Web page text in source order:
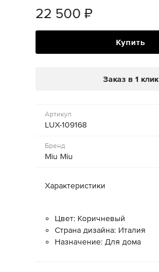
22 500 ₽
Купить
Заказ в 1 клик
Артикул
LUX-109168
Бренд
Miu Miu
Характеристики
Цвет: Коричневый
Страна дизайна: Италия
Назначение: Для дома